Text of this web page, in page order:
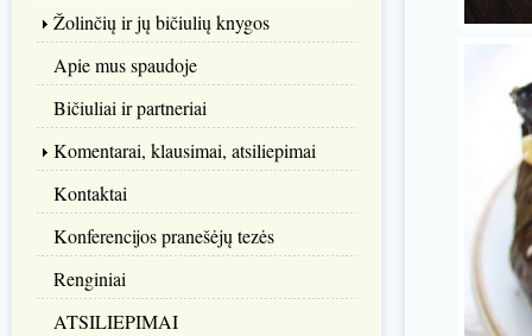
Žolinčių ir jų bičiulių knygos
Apie mus spaudoje
Bičiuliai ir partneriai
Komentarai, klausimai, atsiliepimai
Kontaktai
Konferencijos pranešėjų tezės
Renginiai
ATSILIEPIMAI